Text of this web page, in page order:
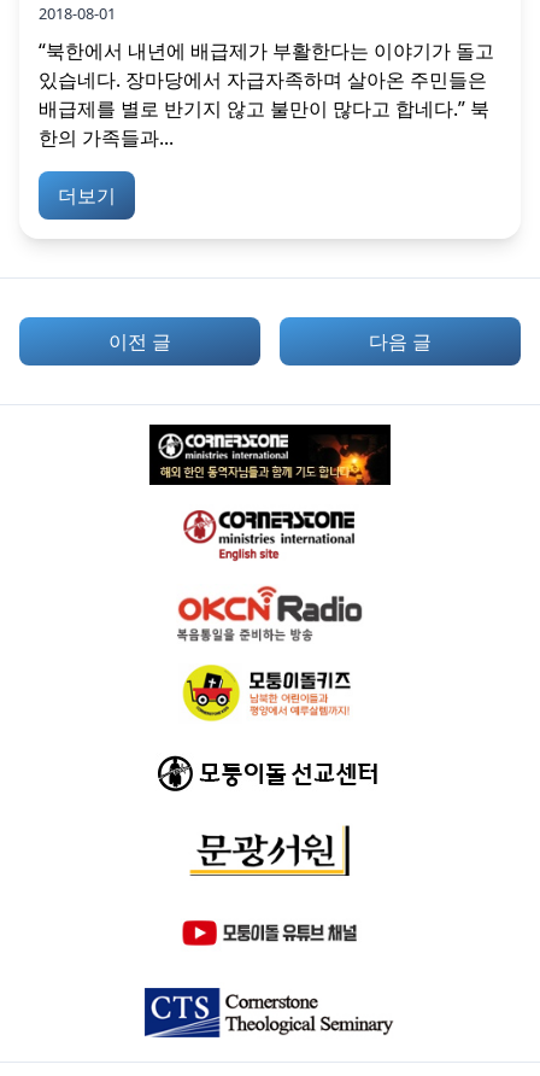
2018-08-01
“북한에서 내년에 배급제가 부활한다는 이야기가 돌고
있습네다. 장마당에서 자급자족하며 살아온 주민들은
배급제를 별로 반기지 않고 불만이 많다고 합네다.” 북
한의 가족들과...
더보기
이전 글 다음 글